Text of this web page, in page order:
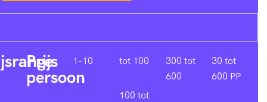
Prijs
persoon
1-10 tot 100
100 tot
300 tot
600
30 tot
600 PP